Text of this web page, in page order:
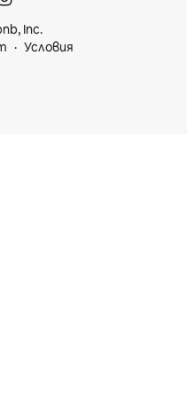
Inc.
Условия